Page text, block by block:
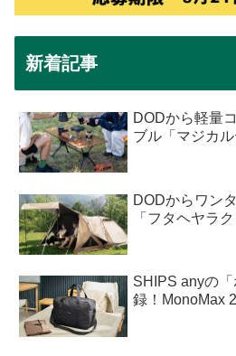
新着記事
DODから軽量
ブル「マジカ
DODからワン
「フタヘヤラ
SHIPS anyの
録！MonoMax